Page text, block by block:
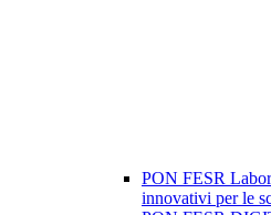
PON FESR
innovativi per le